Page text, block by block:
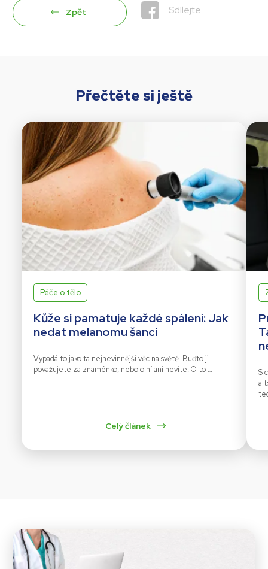
Zpět Sdílejte
Přečtěte si ještě
Péče o tělo
Kůže si pamatuje každé spálení: Jak
nedat melanomu šanci
Vypadá to jako ta nejnevinnější věc na světě. Buďto ji
považujete za znaménko, nebo o ní ani nevíte. O to …
Celý článek
S
a